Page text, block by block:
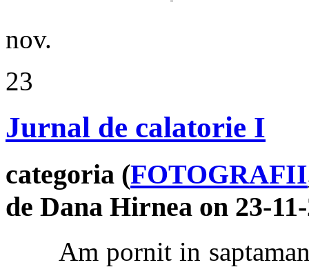
nov.
23
Jurnal de calatorie I
categoria (FOTOGRAFII
de Dana Hirnea on 23-
Am pornit in